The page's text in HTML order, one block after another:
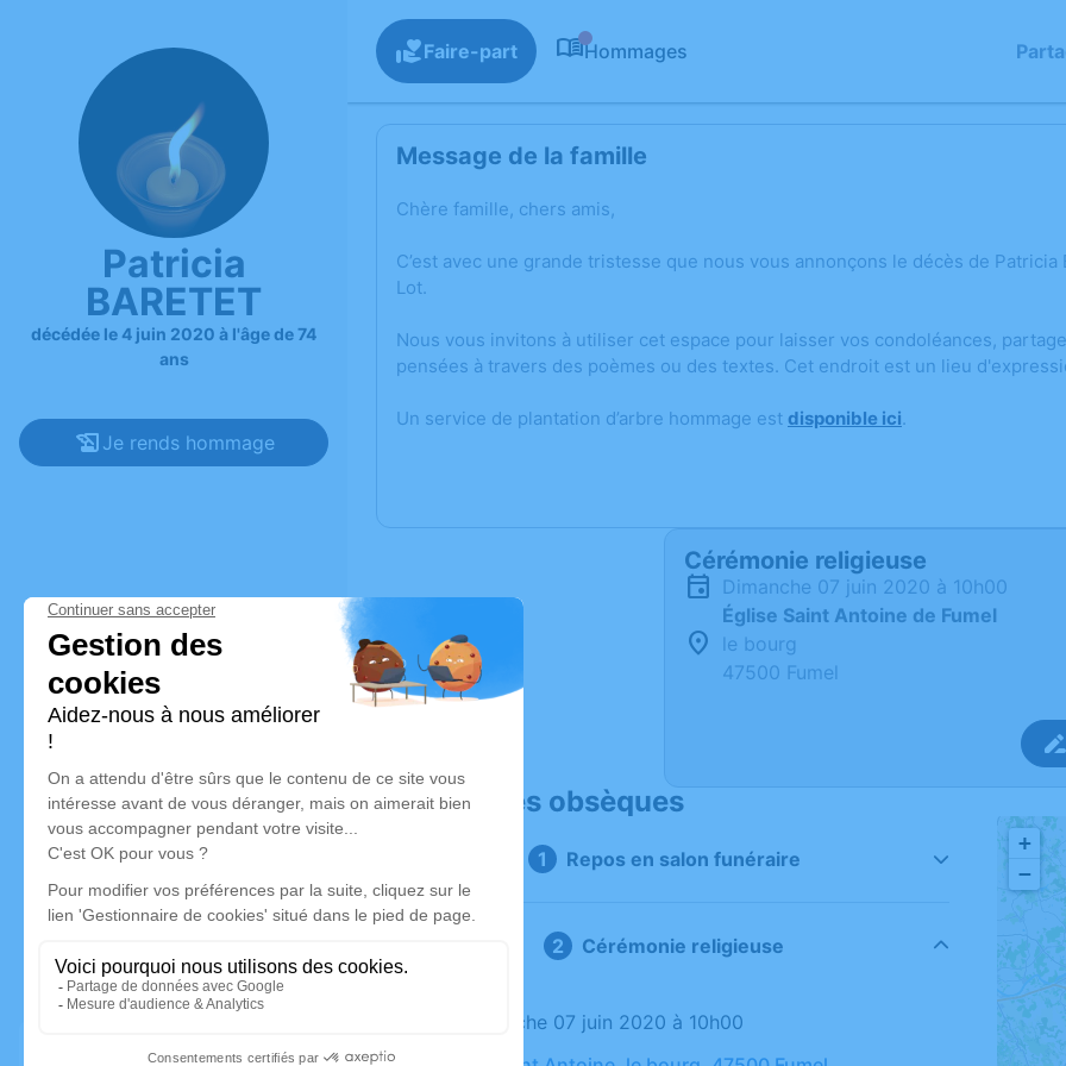
Patricia
BARETET
décédée le 4 juin 2020 à l'âge de 74
ans
Je rends hommage
Faire-part Hommages
Message de la famille
Chère famille, chers amis,
C’est avec une grande tristesse que nous vous annonçons le décès de
Lot.
Nous vous invitons à utiliser cet espace pour laisser vos condoléances,
pensées à travers des poèmes ou des textes. Cet endroit est un lieu
Un service de plantation d’arbre hommage est disponible ici.
Cérémonie religieuse
dimanche 07 juin 2020 à 10h00
Église Saint Antoine de Fumel
le bourg
47500 Fumel
Déroulé des obsèques
Repos en salon funéraire
Cérémonie religieuse
Le dimanche 07 juin 2020 à 10h00
+
−